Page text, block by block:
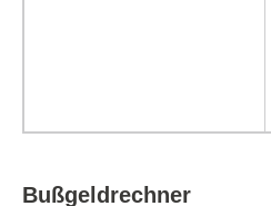
Bußgeldrechner